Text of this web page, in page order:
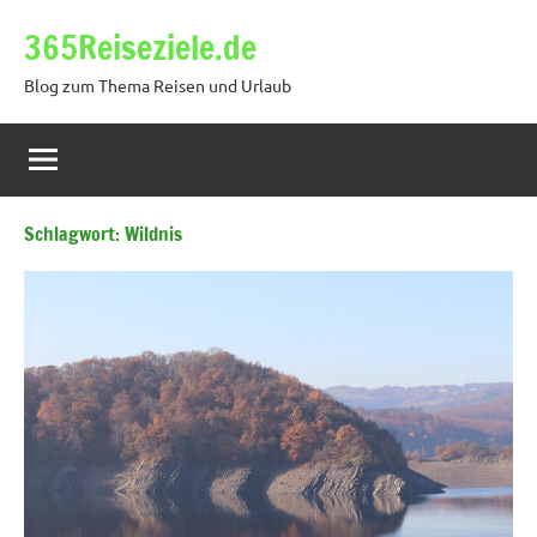
Inhalt
springen
365Reiseziele.de
Blog zum Thema Reisen und Urlaub
Schlagwort:Wildnis